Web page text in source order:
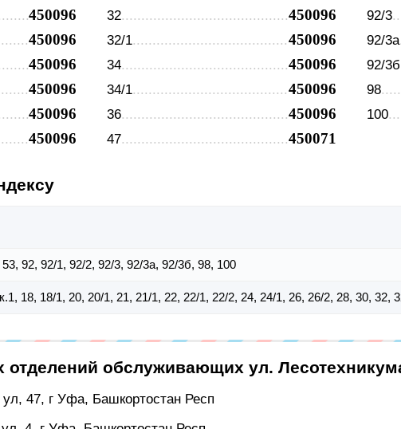
450096
450096
450096
450096
450096
450096
32 450096
32/1 450096
34 450096
34/1 450096
36 450096
47 450071
92/3
92/3а
92/3б
98
100
92, 92/1, 92/2, 92/3, 92/3а, 92/3б, 98, 100
18, 18/1, 20, 20/1, 21, 21/1, 22, 22/1, 22/2, 24, 24/1, 26, 26/2, 28, 30, 32,
отделений обслуживающих ул.
47, г Уфа, Башкортостан Респ